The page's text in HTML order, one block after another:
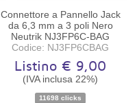
Disponibilità:Disponibile
Connettore a Pannello Jack
da 6,3 mm a 3 poli Nero
Neutrik NJ3FP6C-BAG
Codice: NJ3FP6CBAG
Listino € 9,00
(IVA inclusa 22%)
11698 clicks